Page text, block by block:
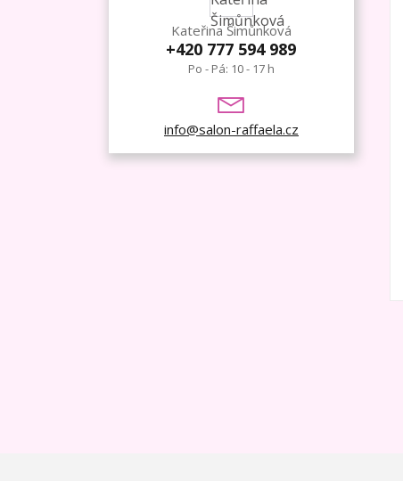
Kateřina Šimůnková
+420 777 594 989
Po - Pá: 10 - 17 h
info@salon-raffaela.cz